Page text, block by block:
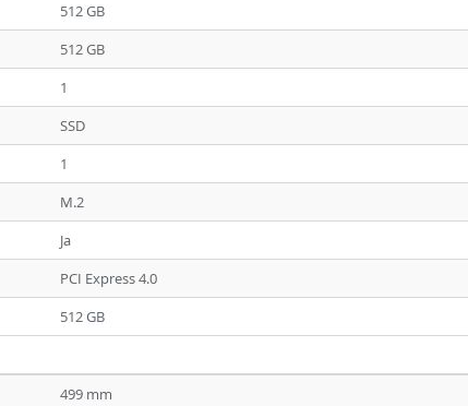
512 GB
512 GB
1
SSD
1
M.2
Ja
PCI Express 4.0
512 GB
499 mm